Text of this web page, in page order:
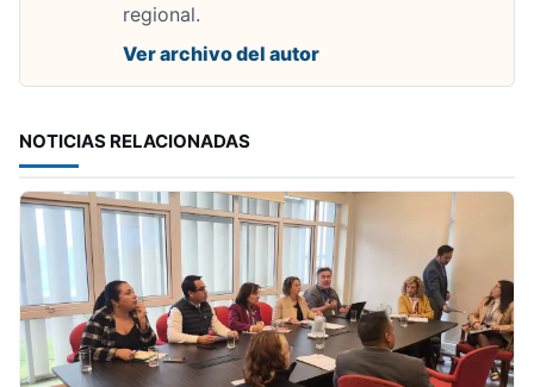
regional.
Ver archivo del autor
NOTICIAS RELACIONADAS